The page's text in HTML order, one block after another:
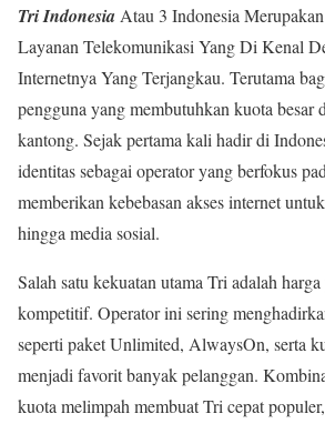
Tri Indonesia Atau 3 Indonesia
Layanan Telekomunikasi Yang Di Kenal
Internetnya Yang Terjangkau. Terutama
pengguna yang membutuhkan kuota besar
kantong. Sejak pertama kali hadir di
identitas sebagai operator yang berfokus
memberikan kebebasan akses internet
hingga media sosial.
Salah satu kekuatan utama Tri adalah
kompetitif. Operator ini sering
seperti paket Unlimited, AlwaysOn, serta
menjadi favorit banyak pelanggan.
kuota melimpah membuat Tri cepat